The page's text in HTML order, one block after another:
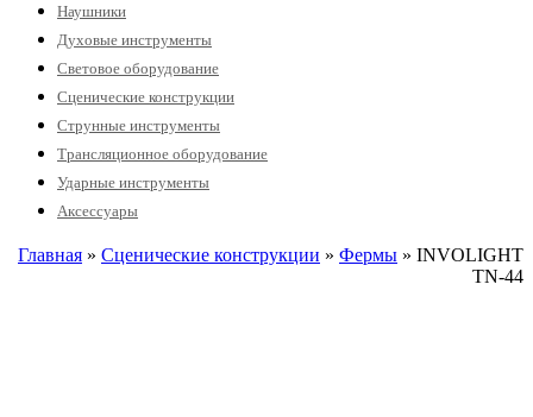
Наушники
Духовые инструменты
Световое оборудование
Сценические конструкции
Струнные инструменты
Трансляционное оборудование
Ударные инструменты
Аксессуары
Главная » Сценические конструкции » Фермы » INVOLIGHT
TN-44